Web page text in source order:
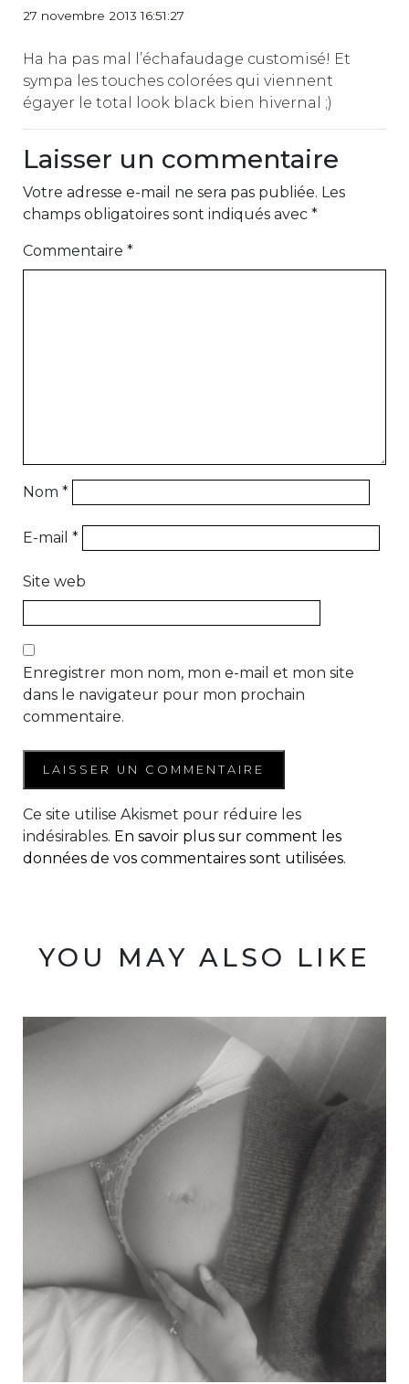
27 novembre 2013 16:51:27
Ha ha pas mal l’échafaudage customisé! Et
sympa les touches colorées qui viennent
égayer le total look black bien hivernal ;)
Laisser un commentaire
Votre adresse e-mail ne sera pas publiée. Les
champs obligatoires sont indiqués avec *
Commentaire *
Nom *
E-mail *
Site web
Enregistrer mon nom, mon e-mail et mon site
dans le navigateur pour mon prochain
commentaire.
Ce site utilise Akismet pour réduire les
indésirables. En savoir plus sur comment les
données de vos commentaires sont utilisées.
YOU MAY ALSO LIKE